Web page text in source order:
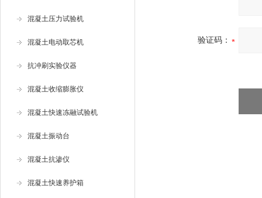
混凝土压力试验机
混凝土电动取芯机
抗冲刷实验仪器
混凝土收缩膨胀仪
混凝土快速冻融试验机
混凝土振动台
混凝土抗渗仪
混凝土快速养护箱
验证码：